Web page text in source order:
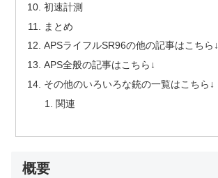
初速計測
まとめ
APSライフルSR96の他の記事はこちら↓
APS全般の記事はこちら↓
その他のいろいろな銃の一覧はこちら↓
関連
概要